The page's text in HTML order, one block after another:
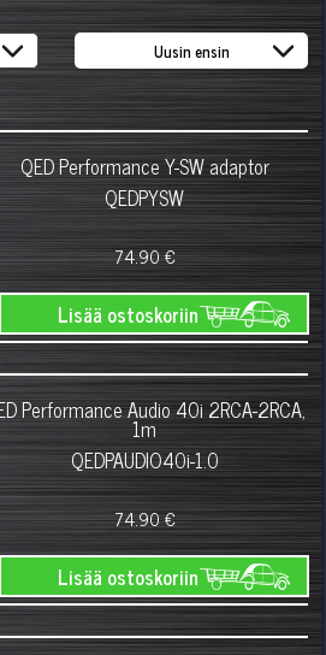
QED Performance Y-SW adaptor
QEDPYSW
74.90 €
Lisää ostoskoriin
Performance Audio 40i 2RCA-2RCA,
1m
QEDPAUDIO40i-1.0
74.90 €
Lisää ostoskoriin